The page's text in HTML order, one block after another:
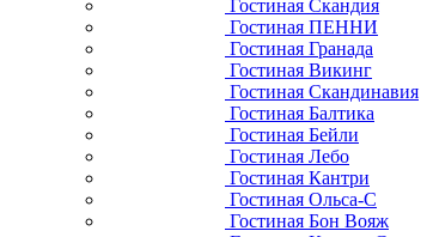
Гостиная Скандия
Гостиная ПЕННИ
Гостиная Гранада
Гостиная Викинг
Гостиная Скандинавия
Гостиная Балтика
Гостиная Бейли
Гостиная Лебо
Гостиная Кантри
Гостиная Ольса-С
Гостиная Бон Вояж